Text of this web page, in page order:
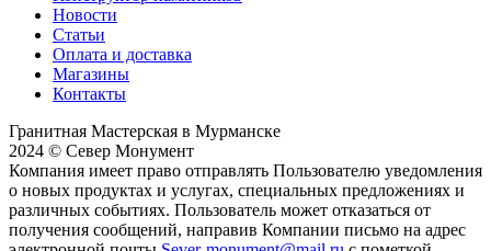
Новости
Статьи
Оплата и доставка
Магазины
Контакты
Гранитная Мастерская в Мурманске
2024 © Север Монумент
Компания имеет право отправлять Пользователю уведомления
о новых продуктах и услугах, специальных предложениях и
различных событиях. Пользователь может отказаться от
получения сообщений, направив Компании письмо на адрес